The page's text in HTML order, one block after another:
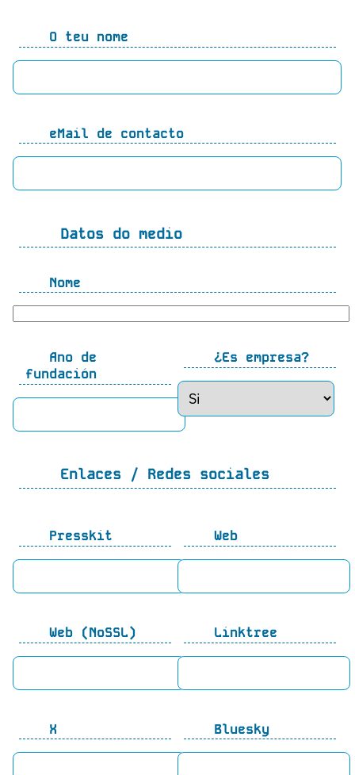
O teu nome
eMail de contacto
Datos do medio
Nome
Ano de
fundación
¿Es empresa?
Enlaces / Redes sociales
Presskit Web
Web (NoSSL) Linktree
X Bluesky